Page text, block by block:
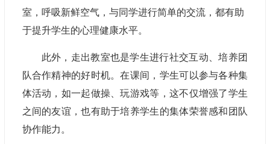
室，呼吸新鲜空气，与同学进行简单的交流，都有助
于提升学生的心理健康水平。
此外，走出教室也是学生进行社交互动、培养团
队合作精神的好时机。在课间，学生可以参与各种集
体活动，如一起做操、玩游戏等，这不仅增强了学生
之间的友谊，也有助于培养学生的集体荣誉感和团队
协作能力。